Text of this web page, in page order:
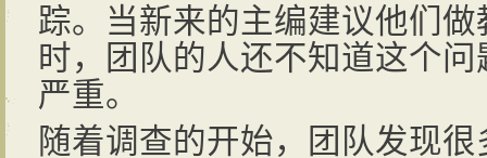
踪。当新来的主编建议他们
时，团队的人还不知道这个
严重。
随着调查的开始，团队发现